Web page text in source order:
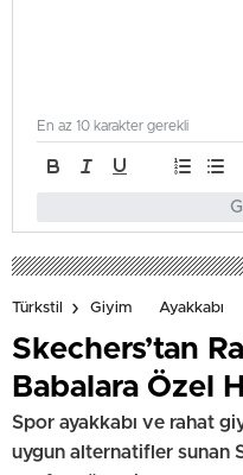
En az 10 karakter gerekli
Türkstil Giyim Ayakkabı
Skechers’tan
Babalara Özel
Spor ayakkabı ve rahat
uygun alternatifler sunan